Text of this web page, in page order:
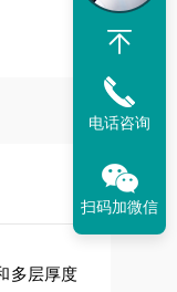
多层厚度
电话咨询
扫码加微信